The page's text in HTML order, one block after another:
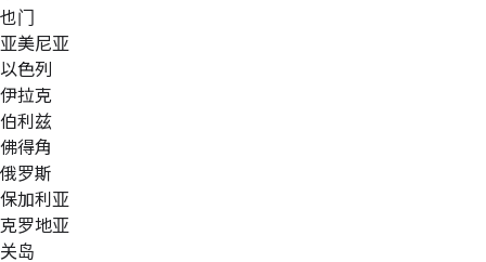
也门
亚美尼亚
以色列
伊拉克
伯利兹
佛得角
俄罗斯
保加利亚
克罗地亚
关岛